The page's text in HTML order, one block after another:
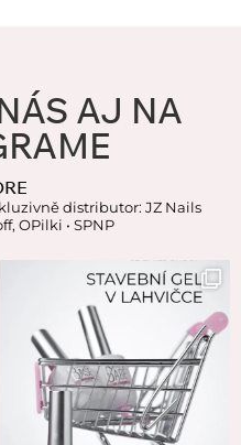
AJ NA
distributor: JZ Nails
OPilki • SPNP